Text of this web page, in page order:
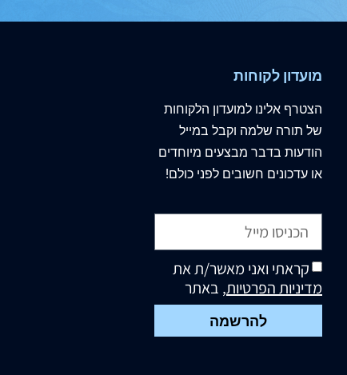
מועדון לקוחות
הצטרף אלינו למועדון הלקוחות
של תורה שלמה וקבל במייל
הודעות בדבר מבצעים מיוחדים
או עדכונים חשובים לפני כולם!
קראתי ואני מאשר/ת את
מדיניות הפרטיות, באתר
להרשמה